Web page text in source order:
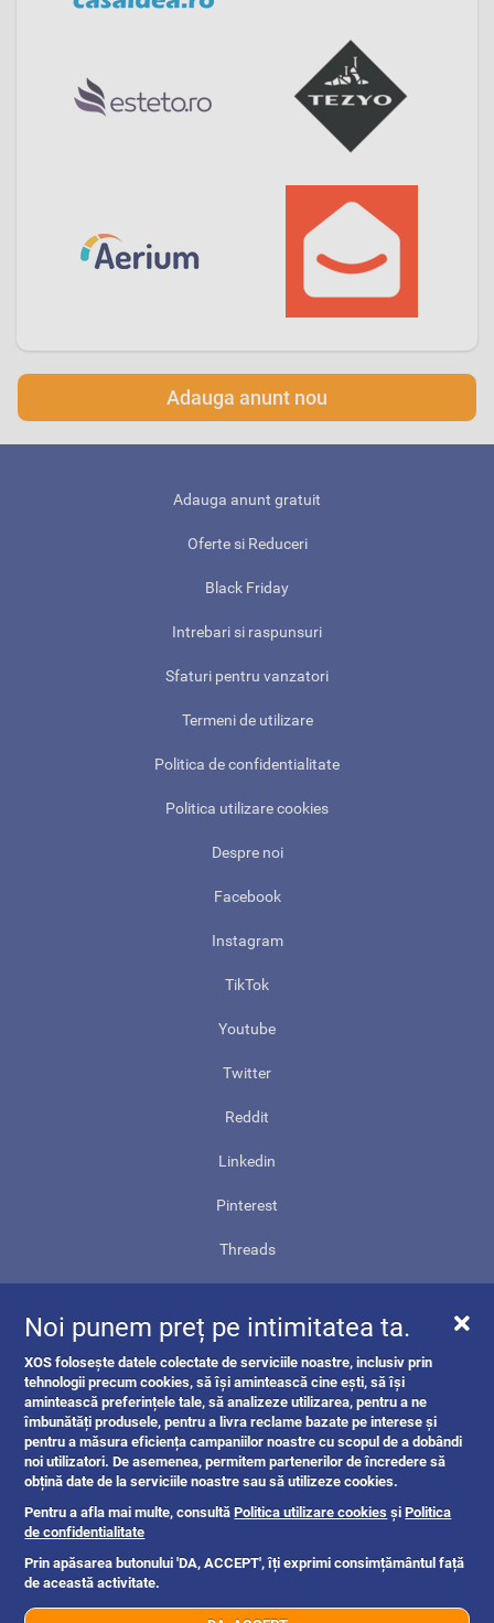
Adauga anunt nou
Adauga anunt gratuit
Oferte si Reduceri
Black Friday
Intrebari si raspunsuri
Sfaturi pentru vanzatori
Termeni de utilizare
Politica de confidentialitate
Politica utilizare cookies
Despre noi
Facebook
Instagram
TikTok
Youtube
Twitter
Reddit
Linkedin
Pinterest
Threads
Harta site-ului
ANPC
Noi punem preț pe intimitatea ta.
XOS folosește datele colectate de serviciile noastre, inclusiv prin
tehnologii precum cookies, să își amintească cine ești, să își
amintească preferințele tale, să analizeze utilizarea, pentru a ne
îmbunătăți produsele, pentru a livra reclame bazate pe interese și
pentru a măsura eficiența campaniilor noastre cu scopul de a dobândi
noi utilizatori. De asemenea, permitem partenerilor de încredere să
obțină date de la serviciile noastre sau să utilizeze cookies.
Pentru a afla mai multe, consultăPolitica utilizare cookies șiPolitica
de confidentialitate
Prin apăsarea butonului 'DA, ACCEPT', îți exprimi consimțământul față
de această activitate.